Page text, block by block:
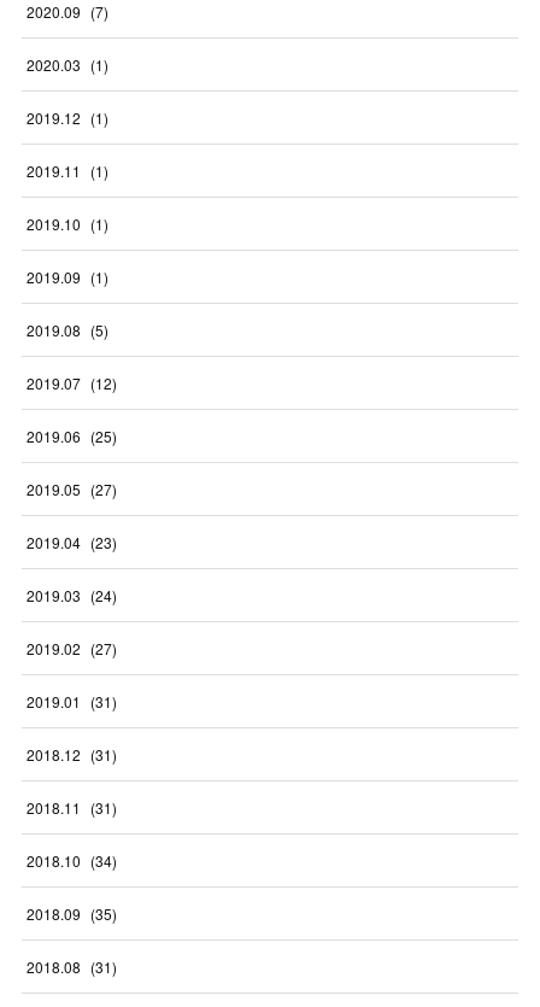
2020.09 (7)
2020.03 (1)
2019.12 (1)
2019.11 (1)
2019.10 (1)
2019.09 (1)
2019.08 (5)
2019.07 (12)
2019.06 (25)
2019.05 (27)
2019.04 (23)
2019.03 (24)
2019.02 (27)
2019.01 (31)
2018.12 (31)
2018.11 (31)
2018.10 (34)
2018.09 (35)
2018.08 (31)